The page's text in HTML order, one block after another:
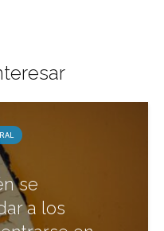
se
a los